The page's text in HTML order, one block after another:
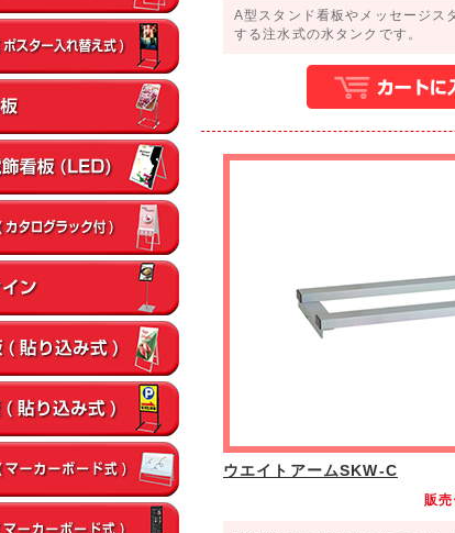
A型スタンド看板やメッセージス
する注水式の水タンクです。
ウエイトアームSKW-C
販